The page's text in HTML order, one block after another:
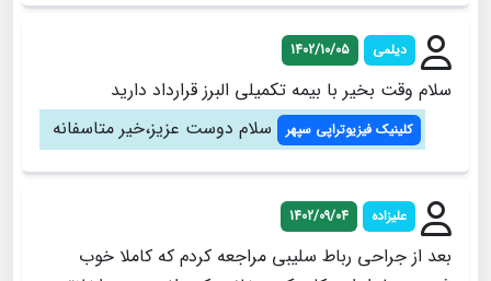
دیلمی 1402/10/05
سلام وقت بخیر با بیمه تکمیلی البرز قرارداد دارید
کلینیک فیزیوتراپی سپهر سلام دوست عزیز،خیر متاسفانه
علیزاده 1402/09/04
بعد از جراحی رباط سلیبی مراجعه کردم که کاملا خوب